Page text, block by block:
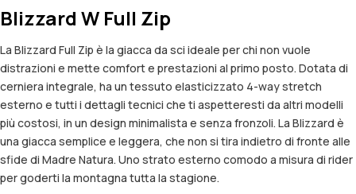
Blizzard W Full Zip
La Blizzard Full Zip è la giacca da sci ideale per chi non vuole
distrazioni e mette comfort e prestazioni al primo posto. Dotata di
cerniera integrale, ha un tessuto elasticizzato 4-way stretch
esterno e tutti i dettagli tecnici che ti aspetteresti da altri modelli
più costosi, in un design minimalista e senza fronzoli. La Blizzard è
una giacca semplice e leggera, che non si tira indietro di fronte alle
sfide di Madre Natura. Uno strato esterno comodo a misura di rider
per goderti la montagna tutta la stagione.